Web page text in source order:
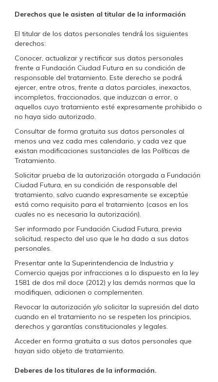
Derechos que le asisten al titular de la información
El titular de los datos personales tendrá́ los siguientes
derechos:
Conocer, actualizar y rectificar sus datos personales
frente a Fundación Ciudad Futura en su condición de
responsable del tratamiento. Este derecho se podrá́
ejercer, entre otros, frente a datos parciales, inexactos,
incompletos, fraccionados, que induzcan a error, o
aquellos cuyo tratamiento esté expresamente prohibido o
no haya sido autorizado.
Consultar de forma gratuita sus datos personales al
menos una vez cada mes calendario, y cada vez que
existan modificaciones sustanciales de las Políticas de
Tratamiento.
Solicitar prueba de la autorización otorgada a Fundación
Ciudad Futura, en su condición de responsable del
tratamiento, salvo cuando expresamente se exceptúe
está como requisito para el tratamiento (casos en los
cuales no es necesaria la autorización).
Ser informado por Fundación Ciudad Futura, previa
solicitud, respecto del uso que le ha dado a sus datos
personales.
Presentar ante la Superintendencia de Industria y
Comercio quejas por infracciones a lo dispuesto en la ley
1581 de dos mil doce (2012) y las demás normas que la
modifiquen, adicionen o complementen.
Revocar la autorización y/o solicitar la supresión del dato
cuando en el tratamiento no se respeten los principios,
derechos y garantías constitucionales y legales.
Acceder en forma gratuita a sus datos personales que
hayan sido objeto de tratamiento.
Deberes de los titulares de la información.